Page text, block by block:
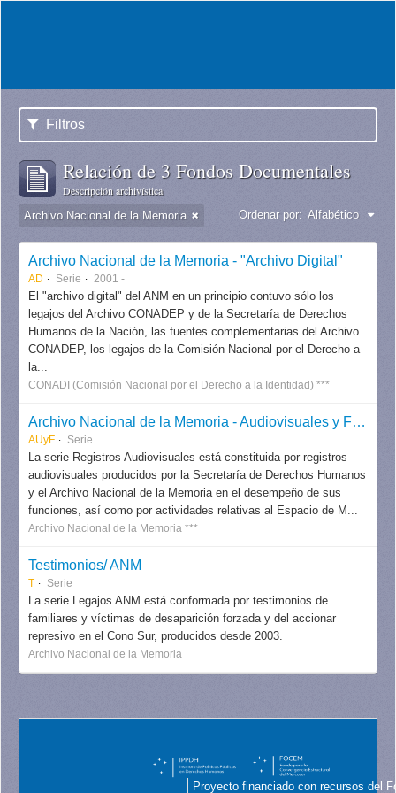
Filtros
Relación de 3 Fondos Documentales
Descripción archivística
Archivo Nacional de la Memoria Ordenar por: Alfabético
Archivo Nacional de la Memoria - "Archivo Digital"
AD Serie 2001 -
El "archivo digital" del ANM en un principio contuvo sólo los
legajos del Archivo CONADEP y de la Secretaría de Derechos
Humanos de la Nación, las fuentes complementarias del Archivo
CONADEP, los legajos de la Comisión Nacional por el Derecho a
la...
CONADI (Comisión Nacional por el Derecho a la Identidad) ***
Archivo Nacional de la Memoria - Audiovisuales y Fotografías
AUyF Serie
La serie Registros Audiovisuales está constituida por registros
audiovisuales producidos por la Secretaría de Derechos Humanos
y el Archivo Nacional de la Memoria en el desempeño de sus
funciones, así como por actividades relativas al Espacio de M...
Archivo Nacional de la Memoria ***
Testimonios/ ANM
T Serie
La serie Legajos ANM está conformada por testimonios de
familiares y víctimas de desaparición forzada y del accionar
represivo en el Cono Sur, producidos desde 2003.
Archivo Nacional de la Memoria
Proyecto financiado con recursos del